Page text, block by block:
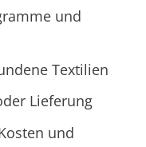
und
Textilien
Lieferung
und